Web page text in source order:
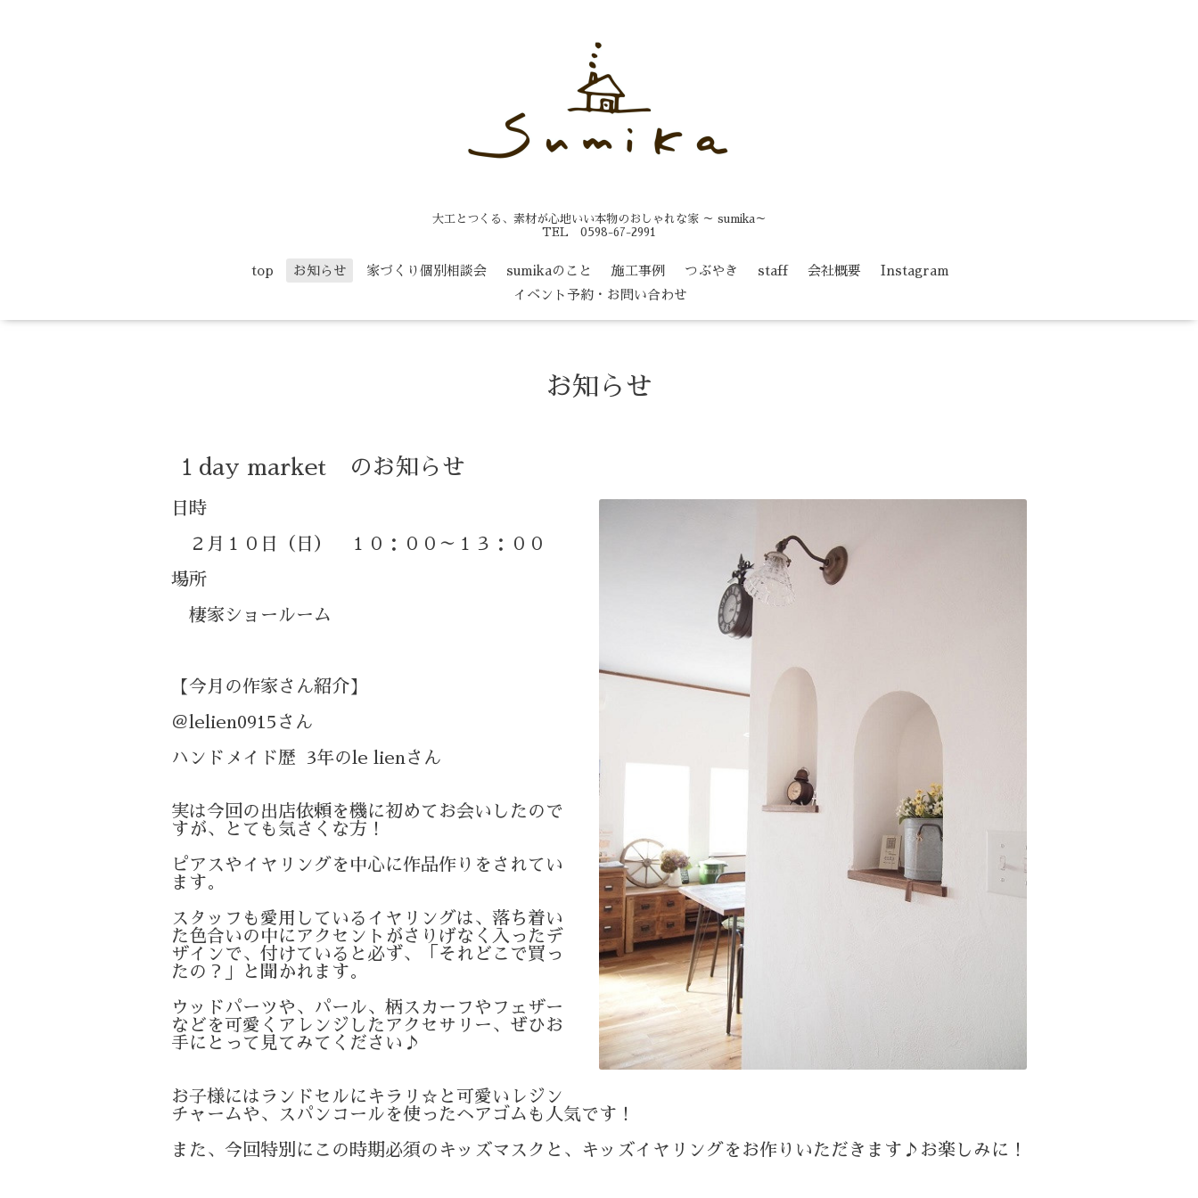
大工とつくる、素材が心地いい本物のおしゃれな家 ～ sumika～
TEL 0598-67-2991
top お知らせ 家づくり個別相談会 sumikaのこと 施工事例 つぶやき staff 会社概要
Instagram
イベント予約・お問い合わせ
お知らせ
１day market のお知らせ
日時
２月１０日（日） １０：００～１３：００
場所
棲家ショールーム
【今月の作家さん紹介】
＠lelien0915さん
ハンドメイド歴 3年のle lienさん
実は今回の出店依頼を機に初めてお会いしたので
すが、とても気さ くな方！
ピアスやイヤリングを中心に作品作りをされてい
ます。
スタッフも愛用しているイヤリングは、落ち着い
た色合いの中にアクセントがさりげなく入ったデ
ザインで 、付けていると必ず、「それどこで買っ
たの？」と聞かれます。
ウッドパーツや、パール、柄スカーフやフェザー
などを可愛くアレ ンジしたアクセサリー、ぜひお
手にとって見てみてください♪
お子様にはランドセルにキラリ☆と可愛いレジン
チャームや、スパン コールを使ったヘアゴムも人気です！
また、今回特別にこの時期必須のキッズマスクと、キッズイヤリングをお作りいただきます♪お楽しみに！